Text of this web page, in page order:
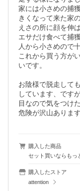
家には小さめの捕
きくなって来た家
えさの所に顔を伸
エサだけ食べて捕
人から小さめので
これから買う方が
いです。
お陰様で脱走して
しています、です
目なので気をつけ
危険が沢山あります
購入した商品
セット買いならもっ
購入したストア
attention